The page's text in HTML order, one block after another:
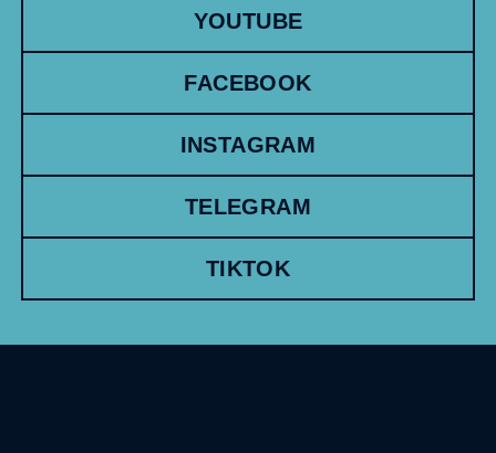
YOUTUBE
FACEBOOK
INSTAGRAM
TELEGRAM
TIKTOK